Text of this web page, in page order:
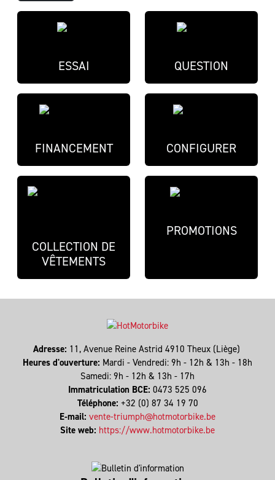
ESSAI QUESTION
FINANCEMENT CONFIGURER
COLLECTION DE
VÊTEMENTS
PROMOTIONS
Adresse: 11, Avenue Reine Astrid 4910 Theux (Liège)
Heures d'ouverture: Mardi - Vendredi: 9h - 12h & 13h - 18h
Samedi: 9h - 12h & 13h - 17h
Immatriculation BCE: 0473 525 096
Téléphone: +32 (0) 87 34 19 70
E-mail: vente-triumph@hotmotorbike.be
Site web: https://www.hotmotorbike.be